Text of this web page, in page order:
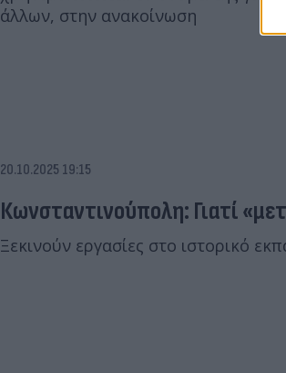
άλλων, στην ανακοίνωση
20.10.2025 19:15
Κωνσταντινούπολη: Γιατί
Ξεκινούν εργασίες στο ιστορικό